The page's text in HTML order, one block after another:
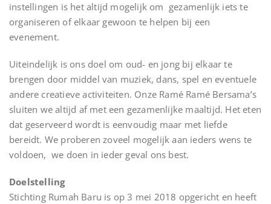
instellingen is het altijd mogelijk om gezamenlijk iets te
organiseren of elkaar gewoon te helpen bij een
evenement.
Uiteindelijk is ons doel om oud- en jong bij elkaar te
brengen door middel van muziek, dans, spel en eventuele
andere creatieve activiteiten. Onze Ramé Ramé Bersama’s
sluiten we altijd af met een gezamenlijke maaltijd. Het eten
dat geserveerd wordt is eenvoudig maar met liefde
bereidt. We proberen zoveel mogelijk aan ieders wens te
voldoen, we doen in ieder geval ons best.
Doelstelling
Stichting Rumah Baru is op 3 mei 2018 opgericht en heeft